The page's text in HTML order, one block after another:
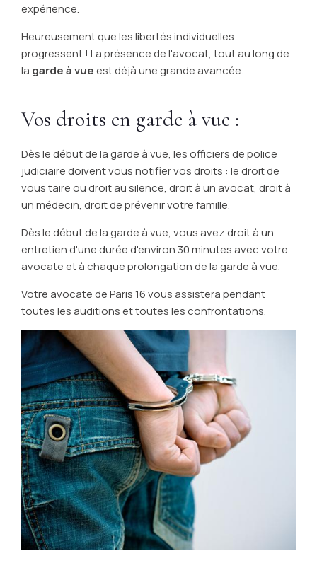
expérience.
Heureusement que les libertés individuelles
progressent ! La présence de l'avocat, tout au long de
la garde à vueest déjà une grande avancée.
Vos droits en garde à vue :
Dès le début de la garde à vue, les officiers de police
judiciaire doivent vous notifier vos droits : le droit de
vous taire ou droit au silence, droit à un avocat, droit à
un médecin, droit de prévenir votre famille.
Dès le début de la garde à vue, vous avez droit à un
entretien d'une durée d'environ 30 minutes avec votre
avocate et à chaque prolongation de la garde à vue.
Votre avocate de Paris 16 vous assistera pendant
toutes les auditions et toutes les confrontations.